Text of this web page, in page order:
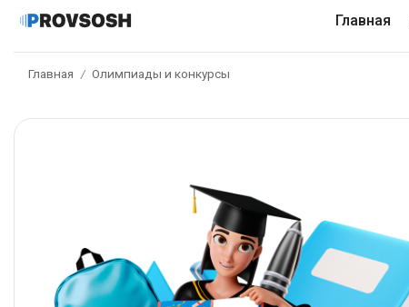
Главная
Главная / Олимпиады и конкурсы